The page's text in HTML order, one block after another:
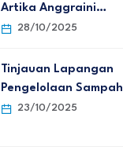
Artika Anggraini…
28/10/2025
Tinjauan Lapangan
Pengelolaan Sampah
23/10/2025